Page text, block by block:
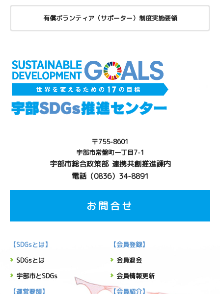
有償ボランティア（サポーター）制度実施要領
〒755-8601
宇部市常盤町一丁目7-1
宇部市総合政策部 連携共創推進課内
電話（0836）34-8891
お問合せ
【SDGsとは】
SDGsとは
宇部市とSDGs
【運営要領】
【会員登録】
会員退会
会員情報更新
【会員紹介】